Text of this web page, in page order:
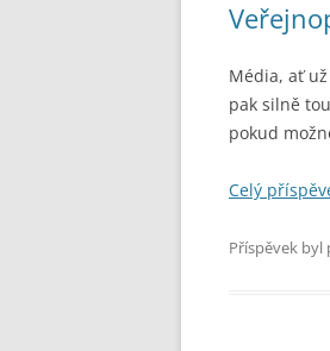
Média, ať
pak silně
pokud
Celý
Příspěvek byl